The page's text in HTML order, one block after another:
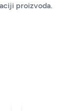
proizvoda.